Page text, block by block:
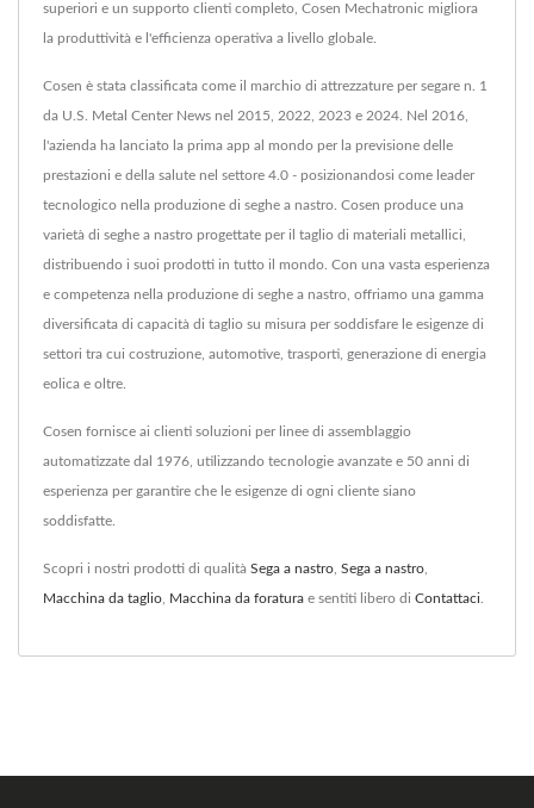
superiori e un supporto clienti completo, Cosen Mechatronic migliora
la produttività e l'efficienza operativa a livello globale.
Cosen è stata classificata come il marchio di attrezzature per segare n. 1
da U.S. Metal Center News nel 2015, 2022, 2023 e 2024. Nel 2016,
l'azienda ha lanciato la prima app al mondo per la previsione delle
prestazioni e della salute nel settore 4.0 - posizionandosi come leader
tecnologico nella produzione di seghe a nastro. Cosen produce una
varietà di seghe a nastro progettate per il taglio di materiali metallici,
distribuendo i suoi prodotti in tutto il mondo. Con una vasta esperienza
e competenza nella produzione di seghe a nastro, offriamo una gamma
diversificata di capacità di taglio su misura per soddisfare le esigenze di
settori tra cui costruzione, automotive, trasporti, generazione di energia
eolica e oltre.
Cosen fornisce ai clienti soluzioni per linee di assemblaggio
automatizzate dal 1976, utilizzando tecnologie avanzate e 50 anni di
esperienza per garantire che le esigenze di ogni cliente siano
soddisfatte.
Scopri i nostri prodotti di qualità Sega a nastro, Sega a nastro,
Macchina da taglio, Macchina da foratura e sentiti libero di Contattaci.